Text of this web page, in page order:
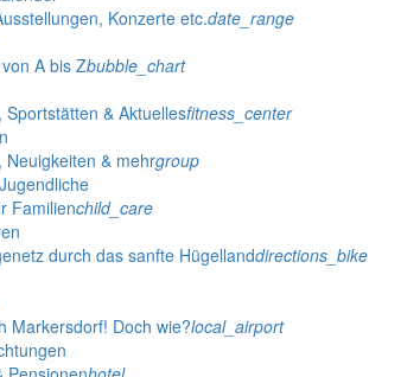
Konzerte etc.date_range
A bis Zbubble_chart
Sportstätten & Aktuellesfitness_center
Neuigkeiten & mehrgroup
Familienchild_care
durch das sanfte Hügellanddirections_bike
Markersdorf! Doch wie?local_airport